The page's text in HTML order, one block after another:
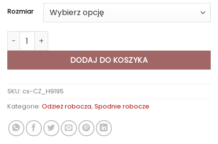
Rozmiar
ilość Spodnie do pasa VISION 02 zielone, skrócone
DODAJ DO KOSZYKA
SKU: cs-CZ_H9195
Kategorie: Odzież robocza, Spodnie robocze